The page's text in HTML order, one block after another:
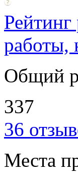
Рейтинг
работы,
Общий
337
36
Места